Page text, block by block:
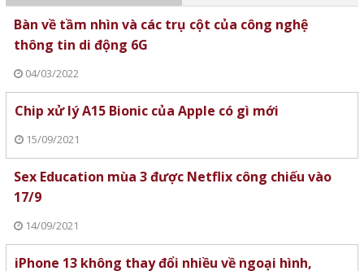
Bàn về tầm nhìn và các trụ cột của công nghệ
thông tin di động 6G
04/03/2022
Chip xử lý A15 Bionic của Apple có gì mới
15/09/2021
Sex Education mùa 3 được Netflix công chiếu vào
17/9
14/09/2021
iPhone 13 không thay đổi nhiều về ngoại hình,